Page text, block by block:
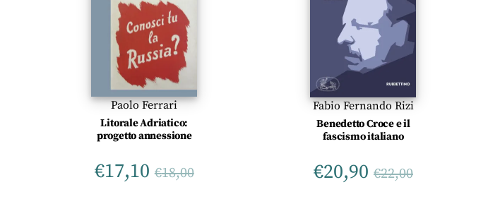
Paolo Ferrari
Litorale Adriatico:
progetto annessione
€17,10 €18,00
Fabio Fernando Rizi
Benedetto Croce e il
fascismo italiano
€20,90 €22,00